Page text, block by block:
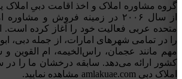
از سال ۲۰۰۶ در زمینه فروش و
متحده عربی فعالیت خود را آغاز کرده است.
را در تمامی شهرهای امارات، از جمله دبی،
مهم مانند عجمان، راس‌الخیمه، ام القوین
کشور ارائه می‌دهد. سابقه درخشان ما را
املاک دبی amlakuae.com مشاهده نمایید.